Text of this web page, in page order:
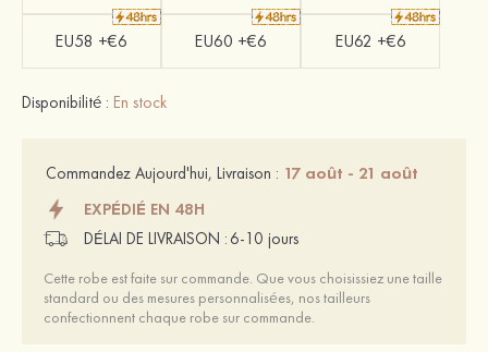
EU58 +€6 EU60 +€6 EU62 +€6
Disponibilité : En stock
Commandez Aujourd'hui, Livraison : 17 août - 21 août
EXPÉDIÉ EN 48H
DÉLAI DE LIVRAISON : 6-10 jours
Cette robe est faite sur commande. Que vous choisissiez une taille
standard ou des mesures personnalisées, nos tailleurs
confectionnent chaque robe sur commande.